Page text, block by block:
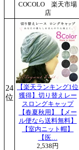
COCOLO 楽天市場
店
24
位
【楽天ランキング1位
獲得】切り替えレー
スロングキャップ
【春夏秋用】【メー
ル便なら送料無料】
【室内ニット帽】
【医…
2,538円